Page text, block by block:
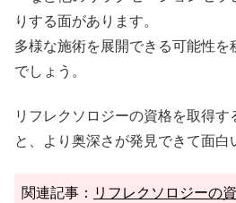
りする面があります。
多様な施術を展開できる可能性を
でしょう。
リフレクソロジーの資格を取得す
と、より奥深さが発見できて面白
関連記事： リフレクソロジーの